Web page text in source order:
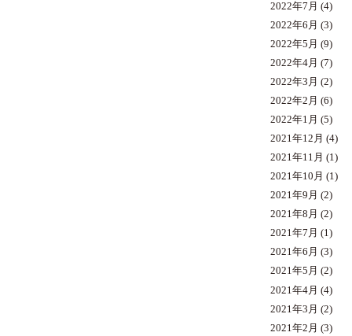
2022年7月 (4)
2022年6月 (3)
2022年5月 (9)
2022年4月 (7)
2022年3月 (2)
2022年2月 (6)
2022年1月 (5)
2021年12月 (4)
2021年11月 (1)
2021年10月 (1)
2021年9月 (2)
2021年8月 (2)
2021年7月 (1)
2021年6月 (3)
2021年5月 (2)
2021年4月 (4)
2021年3月 (2)
2021年2月 (3)